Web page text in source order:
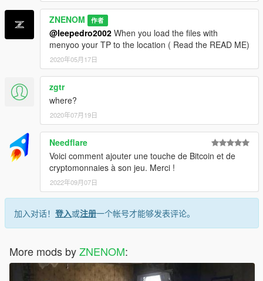
ZNENOM 作者
@leepedro2002 When you load the files with
menyoo your TP to the location ( Read the READ ME)
2020年05月17日
zgtr
where?
2020年07月19日
Needflare
Voici comment ajouter une touche de Bitcoin et de
cryptomonnaies à son jeu. Merci !
2022年09月07日
加入对话！ 登入或注册一个帐号才能够发表评论。
More mods byZNENOM: